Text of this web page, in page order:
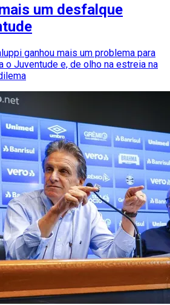
um desfalque
ganhou mais um problema para
o Juventude e, de olho na estreia na